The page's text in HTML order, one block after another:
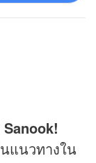
Sanook!
แนวทางใน